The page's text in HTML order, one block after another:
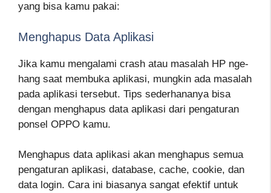
yang bisa kamu pakai:
Menghapus Data Aplikasi
Jika kamu mengalami crash atau masalah HP nge-
hang saat membuka aplikasi, mungkin ada masalah
pada aplikasi tersebut. Tips sederhananya bisa
dengan menghapus data aplikasi dari pengaturan
ponsel OPPO kamu.
Menghapus data aplikasi akan menghapus semua
pengaturan aplikasi, database, cache, cookie, dan
data login. Cara ini biasanya sangat efektif untuk